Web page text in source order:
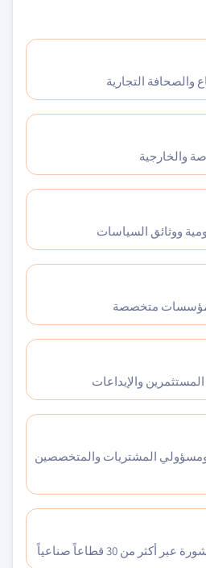
والصحافة التجارية
والخارجية
ووثائق السياسات
مؤسسات متخصصة
والإيداعات
ومسؤولي المشتريات والمتخصصين